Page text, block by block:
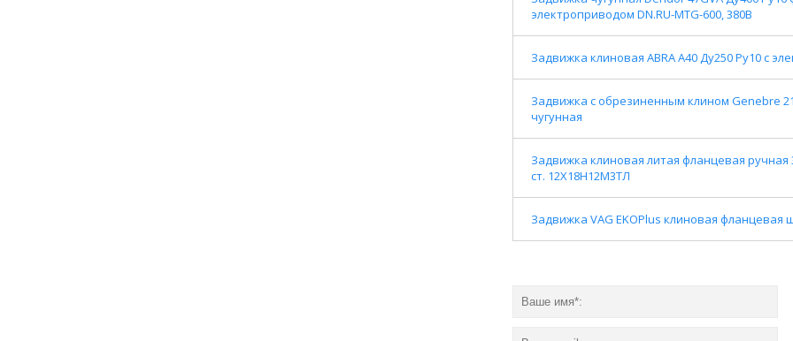
электроприводом DN.RU-MTG-600, 380В
Задвижка клиновая ABRA A40 Ду250 Ру10 с
Задвижка с обрезиненным клином Genebre
чугунная
Задвижка клиновая литая фланцевая ручная
ст. 12Х18Н12М3ТЛ
Задвижка VAG EKOPlus клиновая фланцевая